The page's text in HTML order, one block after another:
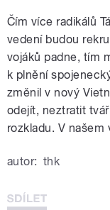
Čím více radikálů
vedení budou
vojáků padne, tím
k plnění
změnil v nový
odejít, neztratit
rozkladu. V našem
autor: thk